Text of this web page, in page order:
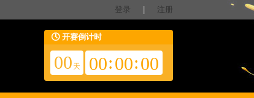
登录 注册
开赛倒计时
00 天 00:00:00